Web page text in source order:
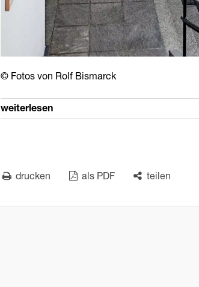
© Fotos von Rolf Bismarck
weiterlesen
drucken als PDF teilen